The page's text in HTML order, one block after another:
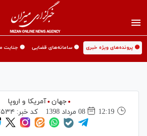
🟡 پرونده‌های ویژه خبری 🟡 سامانه‌های قضایی 🟡 جنایت
جهان
آمریکا و اروپا
12:19
08 مرداد 1398 کد خبر: